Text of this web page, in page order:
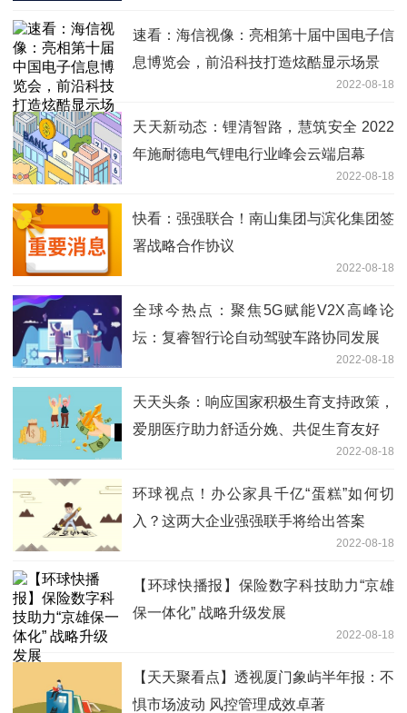
速看：海信视像：亮相第十届中国电子信
息博览会，前沿科技打造炫酷显示场景
2022-08-18
天天新动态：锂清智路，慧筑安全 2022
年施耐德电气锂电行业峰会云端启幕
2022-08-18
快看：强强联合！南山集团与滨化集团签
署战略合作协议
2022-08-18
全球今热点：聚焦5G赋能V2X高峰论
坛：复睿智行论自动驾驶车路协同发展
2022-08-18
天天头条：响应国家积极生育支持政策，
爱朋医疗助力舒适分娩、共促生育友好
2022-08-18
环球视点！办公家具千亿“蛋糕”如何切
入？这两大企业强强联手将给出答案
2022-08-18
【环球快播报】保险数字科技助力“京雄
保一体化” 战略升级发展
2022-08-18
【天天聚看点】透视厦门象屿半年报：不
惧市场波动 风控管理成效卓著